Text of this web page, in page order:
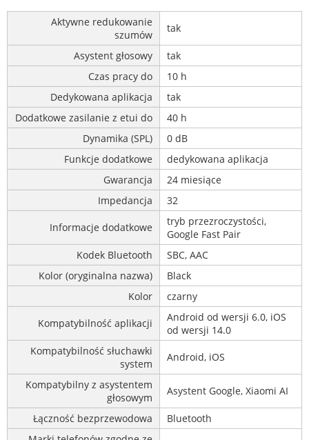
Aktywne redukowanie
szumów
tak
Asystent głosowy
tak
Czas pracy do
10 h
Dedykowana aplikacja
tak
Dodatkowe zasilanie z etui do
40 h
Dynamika (SPL)
0 dB
Funkcje dodatkowe
dedykowana aplikacja
Gwarancja
24 miesiące
Impedancja
32
Informacje dodatkowe
tryb przezroczystości,
Google Fast Pair
Kodek Bluetooth
SBC, AAC
Kolor (oryginalna nazwa)
Black
Kolor
czarny
Kompatybilność aplikacji
Android od wersji 6.0, iOS
od wersji 14.0
Kompatybilność słuchawki
system
Android, iOS
Kompatybilny z asystentem
głosowym
Asystent Google, Xiaomi AI
Łączność bezprzewodowa
Bluetooth